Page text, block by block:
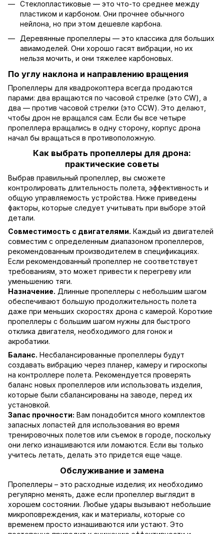
Стеклопластиковые — это что-то среднее между
пластиком и карбоном. Они прочнее обычного
нейлона, но при этом дешевле карбона.
Деревянные пропеллеры — это классика для больших
авиамоделей. Они хорошо гасят вибрации, но их
нельзя мочить, и они тяжелее карбоновых.
По углу наклона и направлению вращения
Пропеллеры для квадрокоптера всегда продаются
парами: два вращаются по часовой стрелке (это CW), а
два — против часовой стрелки (это CCW). Это делают,
чтобы дрон не вращался сам. Если бы все четыре
пропеллера вращались в одну сторону, корпус дрона
начал бы вращаться в противоположную.
Как выбрать пропеллеры для дрона:
практические советы
Выбрав правильный пропеллер, вы сможете
контролировать длительность полета, эффективность и
общую управляемость устройства. Ниже приведены
факторы, которые следует учитывать при выборе этой
детали.
Совместимость с двигателями. Каждый из двигателей
совместим с определенным диапазоном пропеллеров,
рекомендованным производителем в спецификациях.
Если рекомендованный пропеллер не соответствует
требованиям, это может привести к перегреву или
уменьшению тяги.
Назначение. Длинные пропеллеры с небольшим шагом
обеспечивают большую продолжительность полета
даже при меньших скоростях дрона с камерой. Короткие
пропеллеры с большим шагом нужны для быстрого
отклика двигателя, необходимого для гонок и
акробатики.
Баланс. Несбалансированные пропеллеры будут
создавать вибрацию через планер, камеру и гироскопы
на контроллере полета. Рекомендуется проверять
баланс новых пропеллеров или использовать изделия,
которые были сбалансированы на заводе, перед их
установкой.
Запас прочности: Вам понадобится много комплектов
запасных лопастей для использования во время
тренировочных полетов или съемок в городе, поскольку
они легко изнашиваются или ломаются. Если вы только
учитесь летать, делать это придется еще чаще.
Обслуживание и замена
Пропеллеры – это расходные изделия; их необходимо
регулярно менять, даже если пропеллер выглядит в
хорошем состоянии. Любые удары вызывают небольшие
микроповреждения, как и материалы, которые со
временем просто изнашиваются или устают. Это